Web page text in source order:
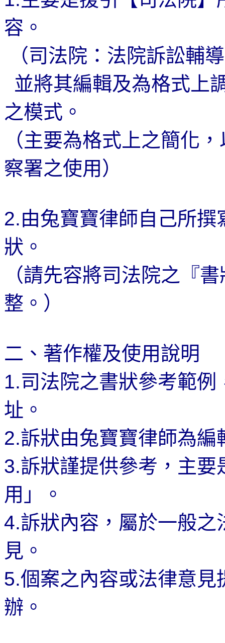
容。
（司法院：法院訴訟輔
並將其編輯及為格式上
之模式。
（主要為格式上之簡化
察署之使用）
2.由兔寶寶律師自己所
狀。
（請先容將司法院之『
整。）
二、著作權及使用說明
1.司法院之書狀參考範
址。
2.訴狀由兔寶寶律師為編
3.訴狀謹提供參考，主
用」。
4.訴狀內容，屬於一般
見。
5.個案之內容或法律意
辦。